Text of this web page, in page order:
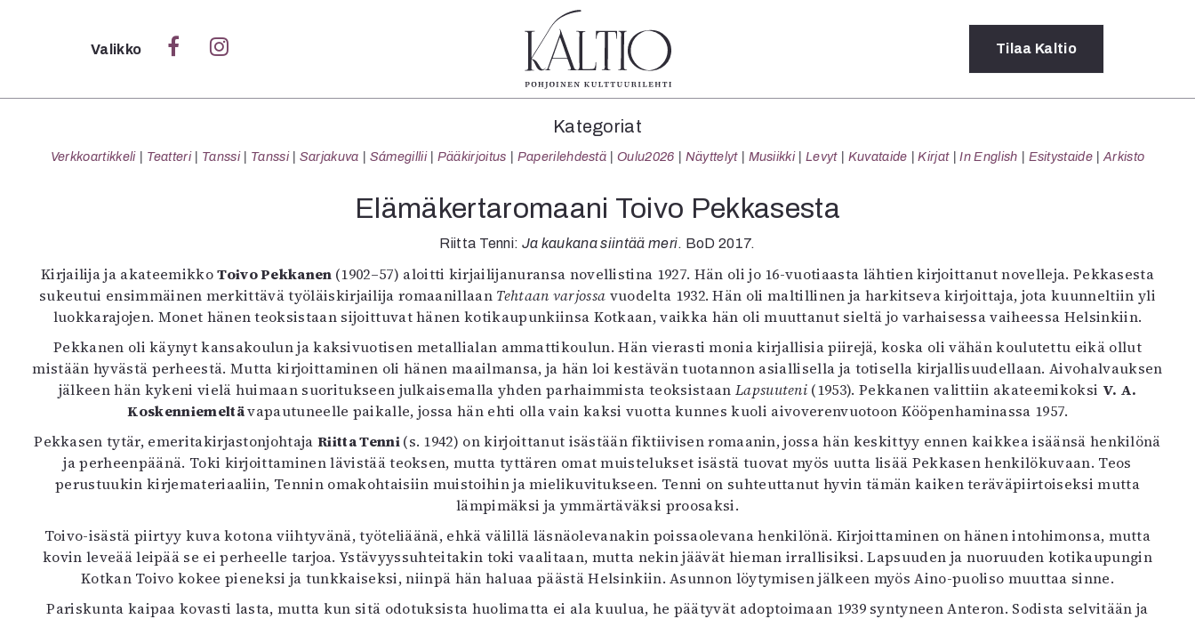
Sulje
Verkkoartikkeli
Tanssi
Tanssi
Sarjakuva
Pääkirjoitus
Paperilehdestä
Oulu2026
Näyttelyt
Musiikki
Levyt
Kuvataide
Kirjat
In English
Esitystaide
Lehdet
4/2026
1/2026
6/2025
5/2025 saame
Lehtiarkisto
Tilaus ja
Yhteistyössä
Toimitus
Mediatiedot
Valikko Tilaa Kaltio
Kategoriat
Verkkoartikkeli Teatteri Tanssi Tanssi Sarjakuva Sámegillii Pääkirjoitus Paperilehdestä Oulu2026 Näyttelyt Musiikki Levyt Kuvataide Kirjat In English Esitystaide Arkisto
Elämäkertaromaani Toivo Pekkasesta
Riitta Tenni: Ja kaukana siintää meri. BoD 2017.
Kirjailija ja akateemikkoToivo Pekkanen (1902–57) aloitti kirjailijanuransa novellistina 1927. Hän oli jo 16-vuotiaasta lähtien kirjoittanut novelleja. Pekkasesta
sukeutui ensimmäinen merkittävä työläiskirjailija romaanillaan Tehtaan varjossa vuodelta 1932. Hän oli maltillinen ja harkitseva kirjoittaja, jota kuunneltiin yli
luokkarajojen. Monet hänen teoksistaan sijoittuvat hänen kotikaupunkiinsa Kotkaan, vaikka hän oli muuttanut sieltä jo varhaisessa vaiheessa Helsinkiin.
Pekkanen oli käynyt kansakoulun ja kaksivuotisen metallialan ammattikoulun. Hän vierasti monia kirjallisia piirejä, koska oli vähän koulutettu eikä ollut
mistään hyvästä perheestä. Mutta kirjoittaminen oli hänen maailmansa, ja hän loi kestävän tuotannon asiallisella ja totisella kirjallisuudellaan. Aivohalvauksen
jälkeen hän kykeni vielä huimaan suoritukseen julkaisemalla yhden parhaimmista teoksistaan Lapsuuteni (1953). Pekkanen valittiin akateemikoksi V. A.
Koskenniemeltävapautuneelle paikalle, jossa hän ehti olla vain kaksi vuotta kunnes kuoli aivoverenvuotoon Kööpenhaminassa 1957.
Pekkasen tytär, emeritakirjastonjohtajaRiitta Tenni(s. 1942) on kirjoittanut isästään fiktiivisen romaanin, jossa hän keskittyy ennen kaikkea isäänsä henkilönä
ja perheenpäänä. Toki kirjoittaminen lävistää teoksen, mutta tyttären omat muistelukset isästä tuovat myös uutta lisää Pekkasen henkilökuvaan. Teos
perustuukin kirjemateriaaliin, Tennin omakohtaisiin muistoihin ja mielikuvitukseen. Tenni on suhteuttanut hyvin tämän kaiken teräväpiirtoiseksi mutta
lämpimäksi ja ymmärtäväksi proosaksi.
Toivo-isästä piirtyy kuva kotona viihtyvänä, työteliäänä, ehkä välillä läsnäolevanakin poissaolevana henkilönä. Kirjoittaminen on hänen intohimonsa, mutta
kovin leveää leipää se ei perheelle tarjoa. Ystävyyssuhteitakin toki vaalitaan, mutta nekin jäävät hieman irrallisiksi. Lapsuuden ja nuoruuden kotikaupungin
Kotkan Toivo kokee pieneksi ja tunkkaiseksi, niinpä hän haluaa päästä Helsinkiin. Asunnon löytymisen jälkeen myös Aino-puoliso muuttaa sinne.
Pariskunta kaipaa kovasti lasta, mutta kun sitä odotuksista huolimatta ei ala kuulua, he päätyvät adoptoimaan 1939 syntyneen Anteron. Sodista selvitään ja